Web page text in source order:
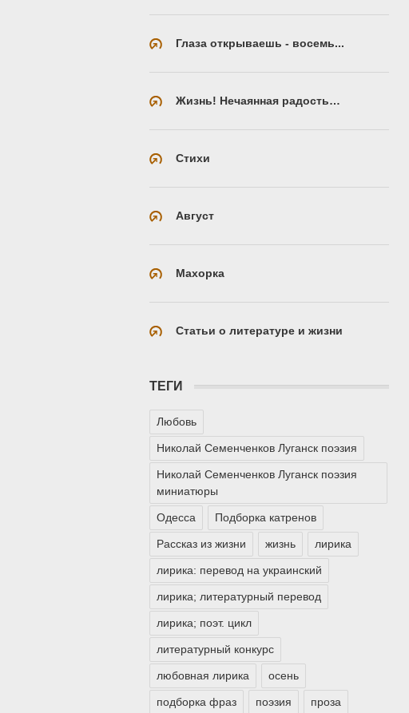
Глаза открываешь - восемь...
Жизнь! Нечаянная радость…
Стихи
Август
Махорка
Статьи о литературе и жизни
ТЕГИ
Любовь
Николай Семенченков Луганск поэзия
Николай Семенченков Луганск поэзия
миниатюры
Одесса Подборка катренов
Рассказ из жизни жизнь лирика
лирика: перевод на украинский
лирика; литературный перевод
лирика; поэт. цикл
литературный конкурс
любовная лирика осень
подборка фраз поэзия проза